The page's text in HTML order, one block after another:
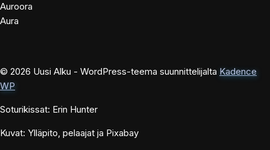
Auroora
Aura
© 2026 Uusi Alku - WordPress-teema suunnittelijalta Kadence
WP
Soturikissat: Erin Hunter
Kuvat: Ylläpito, pelaajat ja Pixabay